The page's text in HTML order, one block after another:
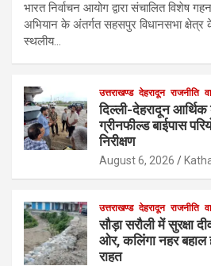
भारत निर्वाचन आयोग द्वारा संचालित विशेष
अभियान के अंतर्गत सहसपुर विधानसभा क्षेत्र
स्थलीय…
उत्तराखण्ड देहरादून राजनीति
दिल्ली-देहरादून
ग्रीनफील्ड बाईपास
निरीक्षण
August 6, 2026
उत्तराखण्ड देहरादून राजनीति
सौड़ा सरौली में सुरक्षा
ओर, कलिंगा नहर बहाल
राहत